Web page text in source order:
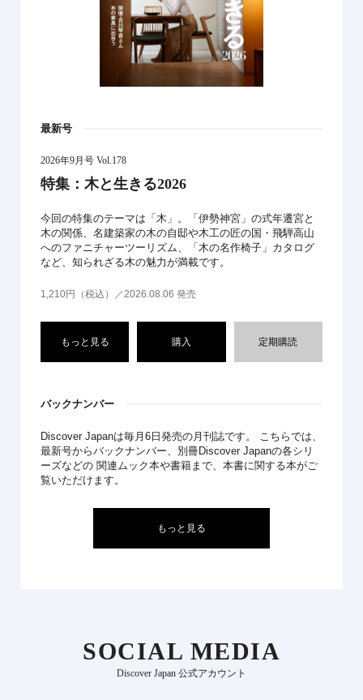
最新号
2026年9月号 Vol.178
特集：木と生きる2026
今回の特集のテーマは「木」。「伊勢神宮」の式年遷宮と
木の関係、名建築家の木の自邸や木工の匠の国・飛騨高山
へのファニチャーツーリズム、「木の名作椅子」カタログ
など、知られざる木の魅力が満載です。
1,210円（税込）／2026.08.06 発売
もっと見る 購入 定期購読
バックナンバー
Discover Japanは毎月6日発売の月刊誌です。 こちらでは、
最新号からバックナンバー、別冊Discover Japanの各シリ
ーズなどの 関連ムック本や書籍まで、本書に関する本がご
覧いただけます。
もっと見る
SOCIAL MEDIA
Discover Japan 公式アカウント